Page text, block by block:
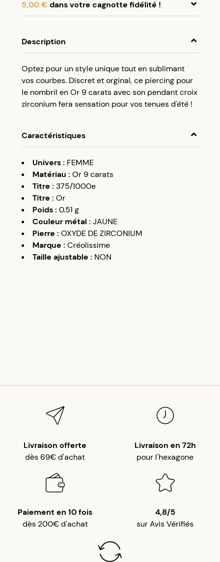
5,00 € dans votre cagnotte fidélité !
compte client et cumulez 5% de vos achats dans
votre cagnotte fidélité sans minimum d’achat.
Utilisez votre cagnotte de fidélité dès votre
prochaine commande à partir de 50€ d’achats.
Description
Optez pour un style unique tout en sublimant
vos courbes. Discret et orginal, ce piercing pour
le nombril en Or 9 carats avec son pendant croix
zirconium fera sensation pour vos tenues d'été !
Caractéristiques
Univers: FEMME
Matériau : Or 9 carats
Titre : 375/1000e
Titre : Or
Poids: 0.51 g
Couleur métal: JAUNE
Pierre : OXYDE DE ZIRCONIUM
Marque : Créolissime
Taille ajustable : NON
Livraison offerte
dès 69€ d'achat
Livraison en 72h
pour l'hexagone
Paiement en 10 fois
dès 200€ d'achat
4,8/5
sur Avis Vérifiés